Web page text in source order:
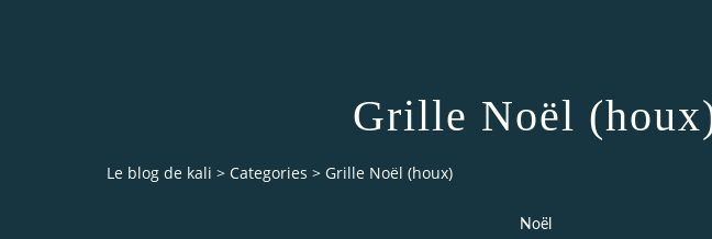
Grille Noël
Le blog de kali > Categories > Grille Noël (houx)
Noël